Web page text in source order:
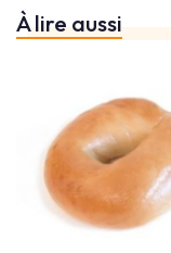
À lire aussi